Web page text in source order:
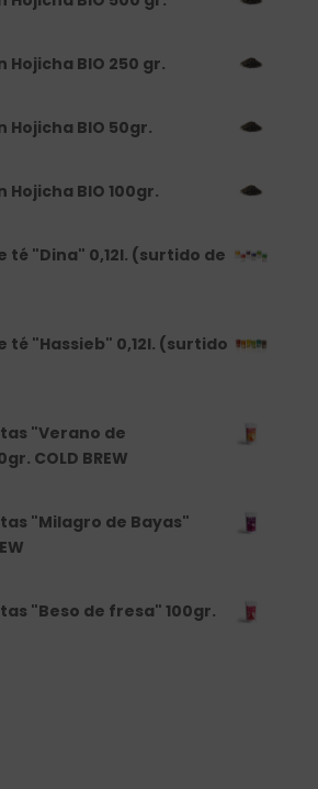
Hojicha BIO 250 gr.
Hojicha BIO 50gr.
Hojicha BIO 100gr.
té "Dina" 0,12l. (surtido de
té "Hassieb" 0,12l. (surtido
"Verano de
COLD BREW
"Milagro de Bayas"
"Beso de fresa" 100gr.